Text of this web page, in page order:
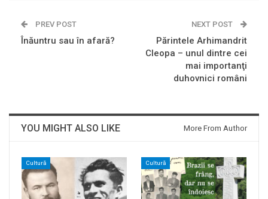
PREV POST
Înăuntru sau în afară?
NEXT POST
Părintele Arhimandrit
Cleopa – unul dintre cei
mai importanţi
duhovnici români
YOU MIGHT ALSO LIKE More From Author
Cultură Cultură